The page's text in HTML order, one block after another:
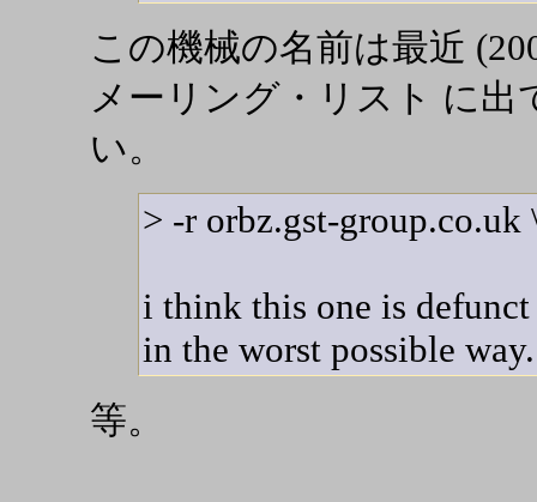
この機械の名前は最近
メーリング・リスト に出
い。
> -r orbz.gst-group.co.uk
i think this one is defunct
in the worst possible way.
等。